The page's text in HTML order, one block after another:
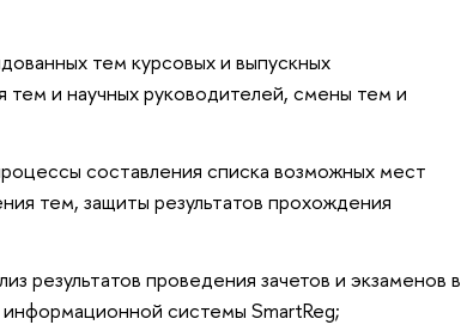
тем курсовых и выпускных
тем и научных руководителей, смены тем и
составления списка возможных мест
тем, защиты результатов прохождения
результатов проведения зачетов и экзаменов в
системы SmartReg;